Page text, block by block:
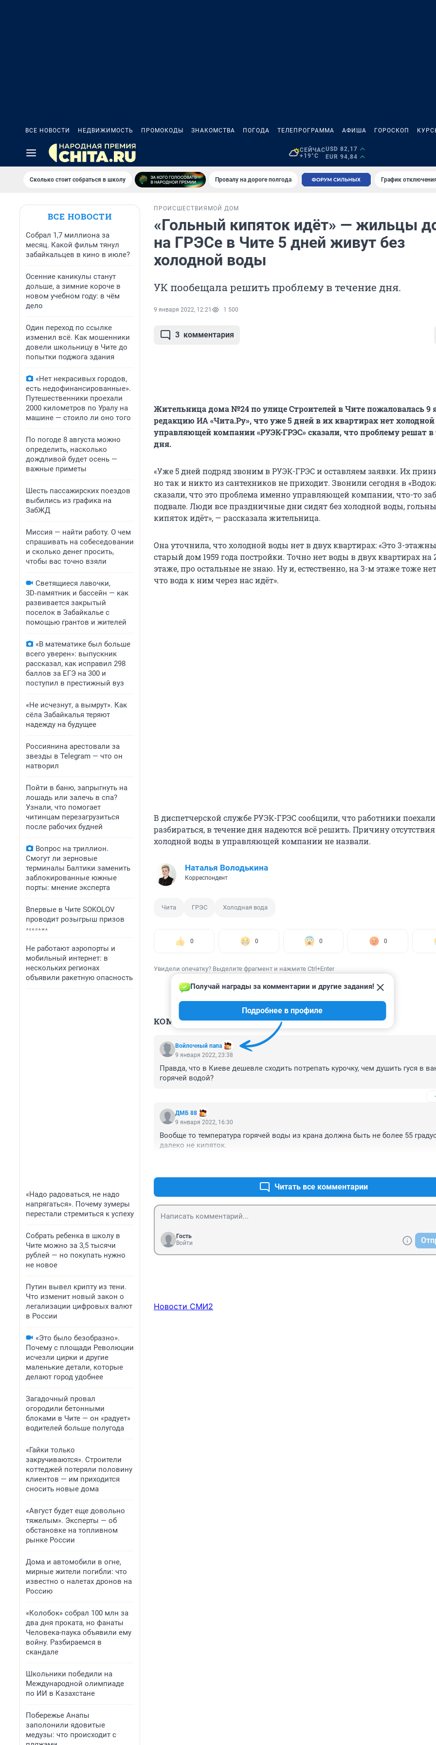
ВСЕ НОВОСТИ НЕДВИЖИМОСТЬ ПРОМОКОДЫ ЗНАКОМСТВА ПОГОДА ТЕЛЕПРОГРАММА АФИША ГОРОСКОП
СЕЙЧАС
+19°C
USD 82,17
EUR 94,84
Сколько стоит собраться в школу Провалу на дороге полгода График
ВСЕ НОВОСТИ
Собрал 1,7 миллиона за
месяц. Какой фильм тянул
забайкальцев в кино в июле?
Осенние каникулы станут
дольше, а зимние короче в
новом учебном году: в чём
дело
Один переход по ссылке
изменил всё. Как мошенники
довели школьницу в Чите до
попытки поджога здания
«Нет некрасивых городов,
есть недофинансированные».
Путешественники проехали
2000 километров по Уралу на
машине — стоило ли оно того
По погоде 8 августа можно
определить, насколько
дождливой будет осень —
важные приметы
Шесть пассажирских поездов
выбились из графика на
ЗабЖД
Миссия — найти работу. О чем
спрашивать на собеседовании
и сколько денег просить,
чтобы вас точно взяли
Светящиеся лавочки,
3D‑памятник и бассейн — как
развивается закрытый
поселок в Забайкалье с
помощью грантов и жителей
«В математике был больше
всего уверен»: выпускник
рассказал, как исправил 298
баллов за ЕГЭ на 300 и
поступил в престижный вуз
«Не исчезнут, а вымрут». Как
сёла Забайкалья теряют
надежду на будущее
Россиянина арестовали за
звезды в Telegram — что он
натворил
Пойти в баню, запрыгнуть на
лошадь или залечь в спа?
Узнали, что помогает
читинцам перезагрузиться
после рабочих будней
Вопрос на триллион.
Смогут ли зерновые
терминалы Балтики заменить
заблокированные южные
порты: мнение эксперта
Впервые в Чите SOKOLOV
проводит розыгрыш призов
Не работают аэропорты и
мобильный интернет: в
нескольких регионах
объявили ракетную опасность
«Надо радоваться, не надо
напрягаться». Почему зумеры
перестали стремиться к успеху
Собрать ребенка в школу в
Чите можно за 3,5 тысячи
рублей — но покупать нужно
не новое
Путин вывел крипту из тени.
Что изменит новый закон о
легализации цифровых валют
в России
«Это было безобразно».
Почему с площади Революции
исчезли цирки и другие
маленькие детали, которые
делают город удобнее
Загадочный провал
огородили бетонными
блоками в Чите — он «радует»
водителей больше полугода
«Гайки только
закручиваются». Строители
коттеджей потеряли половину
клиентов — им приходится
сносить новые дома
«Август будет еще довольно
тяжелым». Эксперты — об
обстановке на топливном
рынке России
Дома и автомобили в огне,
мирные жители погибли: что
известно о налетах дронов на
Россию
«Колобок» собрал 100 млн за
два дня проката, но фанаты
Человека-паука объявили ему
войну. Разбираемся в
скандале
Школьники победили на
Международной олимпиаде
по ИИ в Казахстане
Побережье Анапы
заполонили ядовитые
медузы: что происходит с
ПРОИСШЕСТВИЯ МОЙ ДОМ
«Гольный кипяток идёт» — жильцы
на ГРЭСе в Чите 5 дней живут без
холодной воды
УК пообещала решить проблему в течение дня.
9 января 2022, 12:21 1 500
3 комментария
Жительница дома №24 по улице Строителей в Чите пожаловалась 9
редакцию ИА «Чита.Ру», что уже 5 дней в их квартирах нет
управляющей компании «РУЭК-ГРЭС» сказали, что проблему решат в
дня.
«Уже 5 дней подряд звоним в РУЭК-ГРЭС и оставляем заявки. Их
но так и никто из сантехников не приходит. Звонили сегодня в
сказали, что это проблема именно управляющей компании, что-то
подвале. Люди все праздничные дни сидят без холодной воды,
кипяток идёт», — рассказала жительница.
Она уточнила, что холодной воды нет в двух квартирах: «Это 3-
старый дом 1959 года постройки. Точно нет воды в двух квартирах на
этаже, про остальные не знаю. Ну и, естественно, на 3-м этаже тоже
что вода к ним через нас идёт».
В диспетчерской службе РУЭК-ГРЭС сообщили, что работники поехали
разбираться, в течение дня надеются всё решить. Причину отсутствия
холодной воды в управляющей компании не назвали.
Наталья Володькина
Корреспондент
Чита ГРЭС Холодная вода
0 0 0 0
Увидели опечатку? Выделите фрагмент и нажмите Ctrl+Enter
КОММЕНТАРИИ 3
Войлочный папа
Получай награды за комментарии и другие задания!
Подробнее в профиле
9 января 2022, 23:38
Правда, что в Киеве дешевле сходить потрепать курочку, чем душить гуся в
горячей водой?
ДМБ 88
9 января 2022, 16:30
Вообще то температура горячей воды из крана должна быть не более 55
далеко не кипяток.
Читать все комментарии
Гость
Войти
Новости СМИ2